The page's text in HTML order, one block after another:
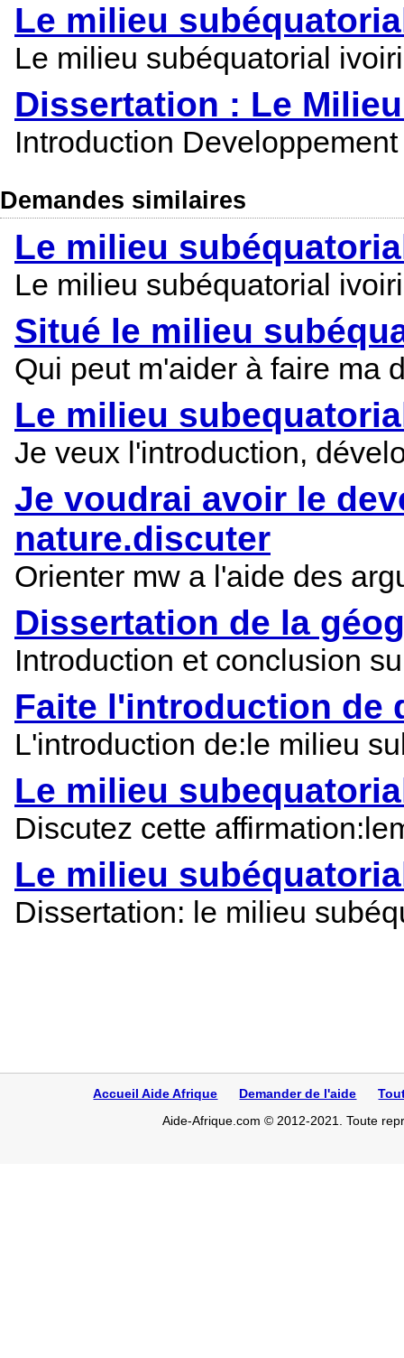
Le milieu
Le milieu subéquatorial
Dissertation : Le
Introduction
Demandes similaires
Le milieu
Le milieu subéquatorial
Situé le milieu
Qui peut m'aider à faire ma
Le milieu
Je veux l'introduction,
Je voudrai avoir le
nature.discuter
Orienter mw a l'aide des
Dissertation de la
Introduction et conclusion
Faite l'introduction de
L'introduction de:le milieu
Le milieu
Discutez cette
Le milieu
Dissertation: le milieu
Accueil Aide Afrique Demander de l'aide
Aide-Afrique.com © 2012-2021. Toute